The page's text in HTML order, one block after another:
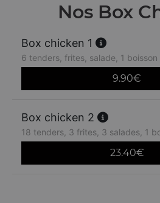
Nos Box
Box chicken 1
6 tenders, frites, salade, 1
9.90€
Box chicken 2
18 tenders, 3 frites, 3 salades, 1
23.40€